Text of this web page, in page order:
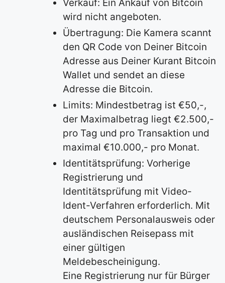
Verkauf: Ein Ankauf von Bitcoin
wird nicht angeboten.
Übertragung: Die Kamera scannt
den QR Code von Deiner Bitcoin
Adresse aus Deiner Kurant Bitcoin
Wallet und sendet an diese
Adresse die Bitcoin.
Limits: Mindestbetrag ist €50,-,
der Maximalbetrag liegt €2.500,-
pro Tag und pro Transaktion und
maximal €10.000,- pro Monat.
Identitätsprüfung: Vorherige
Registrierung und
Identitätsprüfung mit Video-
Ident-Verfahren erforderlich. Mit
deutschem Personalausweis oder
ausländischen Reisepass mit
einer gültigen
Meldebescheinigung.
Eine Registrierung nur für Bürger